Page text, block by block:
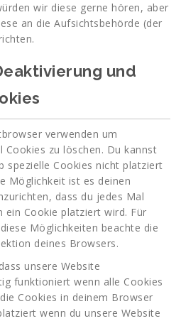
wir diese gerne hören, aber
an die Aufsichtsbehörde (der
und
verwenden um
zu löschen. Du kannst
spezielle Cookies nicht platziert
Möglichkeit ist es deinen
dass du jedes Mal
Cookie platziert wird. Für
Möglichkeiten beachte die
deines Browsers.
unsere Website
funktioniert wenn alle Cookies
Cookies in deinem Browser
wenn du unsere Website